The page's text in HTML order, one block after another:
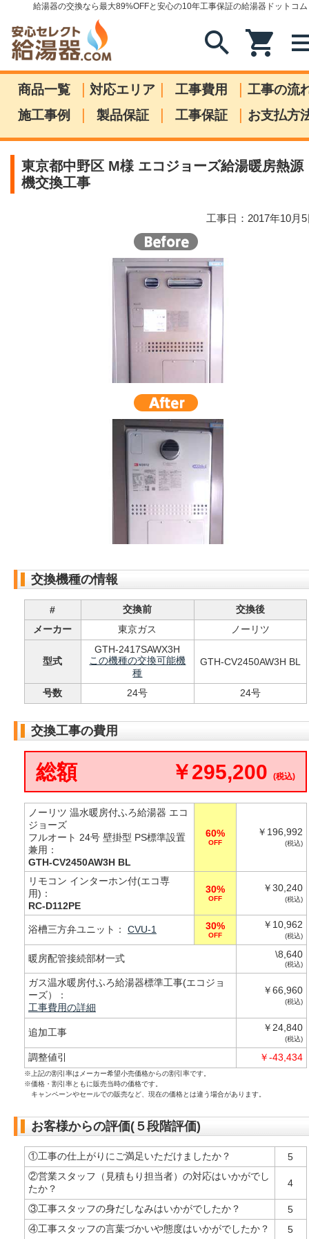
給湯器の交換なら最大89%OFFと安心の10年工事保証の給湯器ドットコム
search shopping_cart
商品一覧 | 対応エリア | 工事費用 | 工事の流
施工事例
| 製品保証 | 工事保証 | お支払方
東京都中野区 M様 エコジョーズ給湯暖房熱源
機交換工事
工事日：2017年10月
交換機種の情報
# 交換前
交換後
メーカー
東京ガス ノーリツ
型式
GTH-2417SAWX3H
この機種の交換可能機
種
GTH-CV2450AW3H BL
号数 24号 24号
交換工事の費用
総額 ￥295,200 (税込)
ノーリツ 温水暖房付ふろ給湯器 エコ
ジョーズ
フルオート 24号 壁掛型 PS標準設置
兼用：
GTH-CV2450AW3H BL
60%
OFF
￥196,992
(税込)
リモコン インターホン付(エコ専
用)：
RC-D112PE
30%
OFF
￥30,240
(税込)
浴槽三方弁ユニット： CVU-1 30%
OFF
￥10,962
(税込)
暖房配管接続部材一式 \8,640
(税込)
ガス温水暖房付ふろ給湯器標準工事(エコジョ
ーズ）：
工事費用の詳細
￥66,960
(税込)
追加工事 ￥24,840
(税込)
調整値引 ￥-43,434
※上記の割引率はメーカー希望小売価格からの割引率です。
※価格・割引率ともに販売当時の価格です。
キャンペーンやセールでの販売など、現在の価格とは違う場合があります。
お客様からの評価(５段階評価)
①工事の仕上がりにご満足いただけましたか？
5
②営業スタッフ（見積もり担当者）の対応はいかがでし
たか？
4
③工事スタッフの身だしなみはいかがでしたか？
5
④工事スタッフの言葉づかいや態度はいかがでしたか？
5